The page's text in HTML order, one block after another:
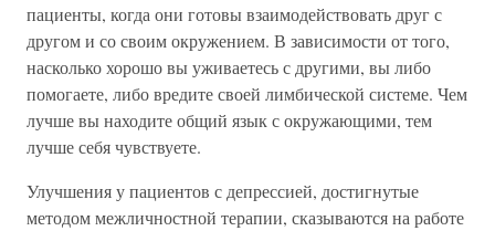
пациенты, когда они готовы взаимодействовать друг с
другом и со своим окружением. В зависимости от того,
насколько хорошо вы уживаетесь с другими, вы либо
помогаете, либо вредите своей лимбической системе. Чем
лучше вы находите общий язык с окружающими, тем
лучше себя чувствуете.
Улучшения у пациентов с депрессией, достигнутые
методом межличностной терапии, сказываются на работе